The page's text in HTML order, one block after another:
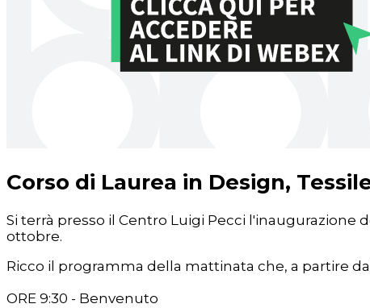
Corso di Laurea in Design,
Si terrà presso il Centro Luigi Pecci l'inaugurazione
ottobre.
Ricco il programma della mattinata che, a partire
ORE 9:30 - Benvenuto